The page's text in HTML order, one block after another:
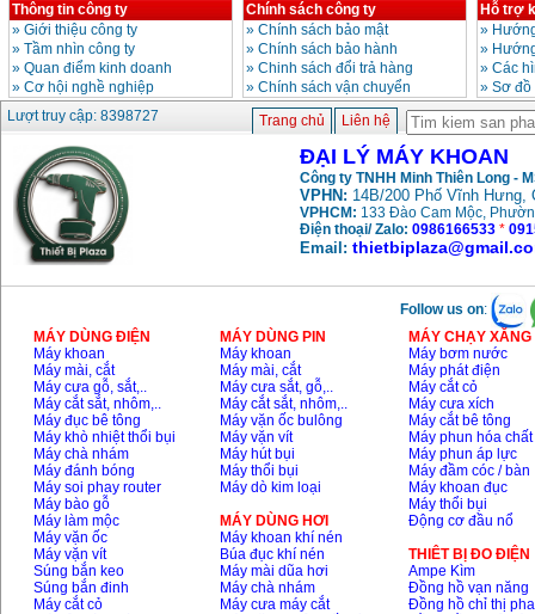
Thông tin công ty
» Giới thiệu công ty
» Tầm nhìn công ty
» Quan điểm kinh doanh
» Cơ hội nghề nghiệp
Chính sách công ty
» Chính sách bảo mật
» Chính sách bảo hành
» Chinh sách đổi trả hàng
» Chính sách vận chuyển
Hỗ trợ
»
»
» Các
» Sơ
Lượt truy cập: 8398727
Trang chủ Liên hệ
ĐẠI LÝ MÁY KHOAN
Công ty TNHH Minh Thiên Long -
VPHN: 14B/200 Phố Vĩnh Hưng,
VPHCM: 133 Đào Cam Mộc,
Điện thoại/ Zalo: 0986166533 *
Email:
Follow us on:
MÁY DÙNG ĐIỆN
Máy khoan
Máy mài, cắt
Máy cưa gỗ, sắt,..
Máy cắt sắt, nhôm,..
Máy đục bê tông
Máy khò nhiệt thổi bụi
Máy chà nhám
Máy đánh bóng
Máy soi phay router
Máy bào gỗ
Máy làm mộc
Máy vặn ốc
Máy vặn vít
Súng bắn keo
Súng bắn đinh
Máy cắt cỏ
MÁY DÙNG PIN
Máy khoan
Máy mài, cắt
Máy cưa sắt, gỗ,..
Máy cắt sắt, nhôm,..
Máy vặn ốc bulông
Máy vặn vít
Máy hút bụi
Máy thổi bụi
Máy dò kim loại
MÁY DÙNG HƠI
Máy khoan khí nén
Búa đục khí nén
Máy mài dũa hơi
Máy chà nhám
Máy cưa máy cắt
MÁY CHẠY
Máy bơm nước
Máy phát điện
Máy cắt cỏ
Máy cưa xích
Máy cắt bê tông
Máy phun hóa chất
Máy phun áp lực
Máy đầm cóc / bàn
Máy khoan đục
Máy thổi bụi
Động cơ đầu nổ
THIÊT BỊ ĐO ĐIỆN
Ampe Kìm
Đồng hồ vạn năng
Đồng hồ chỉ thị pha